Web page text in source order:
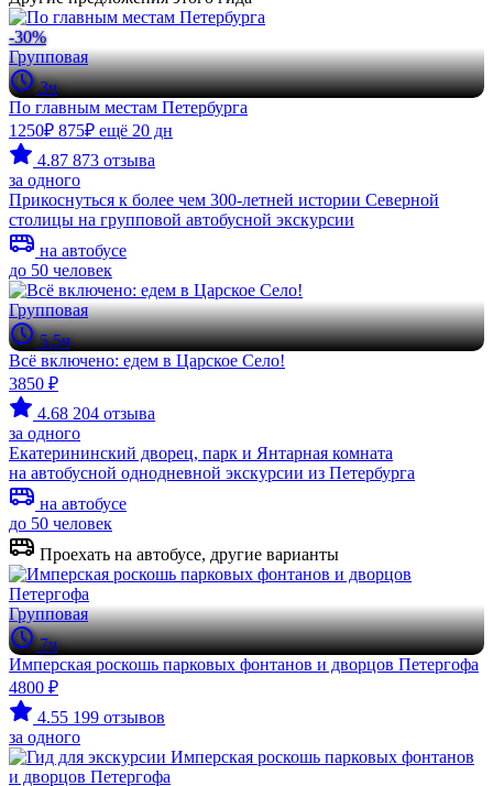
-30%
Групповая
3ч
По главным местам Петербурга
1250₽ 875₽ ещё 20 дн
4.87 873 отзыва
за одного
Прикоснуться к более чем 300-летней истории Северной
столицы на групповой автобусной экскурсии
на автобусе
до 50 человек
Групповая
5.5ч
Всё включено: едем в Царское Село!
3850 ₽
4.68 204 отзыва
за одного
Екатерининский дворец, парк и Янтарная комната
на автобусной однодневной экскурсии из Петербурга
на автобусе
до 50 человек
Проехать на автобусе, другие варианты
Групповая
7ч
Имперская роскошь парковых фонтанов и дворцов Петергофа
4800 ₽
4.55 199 отзывов
за одного